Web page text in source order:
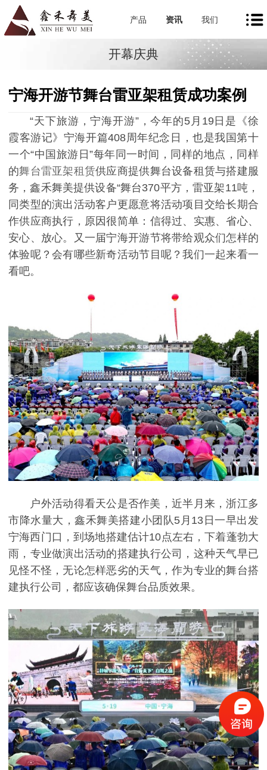
产品 资讯 我们
开幕庆典
宁海开游节舞台雷亚架租赁成功案例
“天下旅游，宁海开游”，今年的5月19日是《徐
霞客游记》宁海开篇408周年纪念日，也是我国第十
一个“中国旅游日”每年同一时间，同样的地点，同样
的舞台雷亚架租赁供应商提供舞台设备租赁与搭建服
务，鑫禾舞美提供设备“舞台370平方，雷亚架11吨，
同类型的演出活动客户更愿意将活动项目交给长期合
作供应商执行，原因很简单：信得过、实惠、省心、
安心、放心。又一届宁海开游节将带给观众们怎样的
体验呢？会有哪些新奇活动节目呢？我们一起来看一
看吧。
户外活动得看天公是否作美，近半月来，浙江多
市降水量大，鑫禾舞美搭建小团队5月13日一早出发
宁海西门口，到场地搭建估计10点左右，下着蓬勃大
雨，专业做演出活动的搭建执行公司，这种天气早已
见怪不怪，无论怎样恶劣的天气，作为专业的舞台搭
建执行公司，都应该确保舞台品质效果。